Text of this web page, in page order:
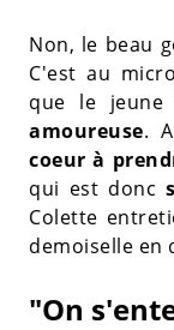
Non, le beau
C'est au
que le jeune
amoureuse.
coeur à
qui est donc
Colette
demoiselle en
"On